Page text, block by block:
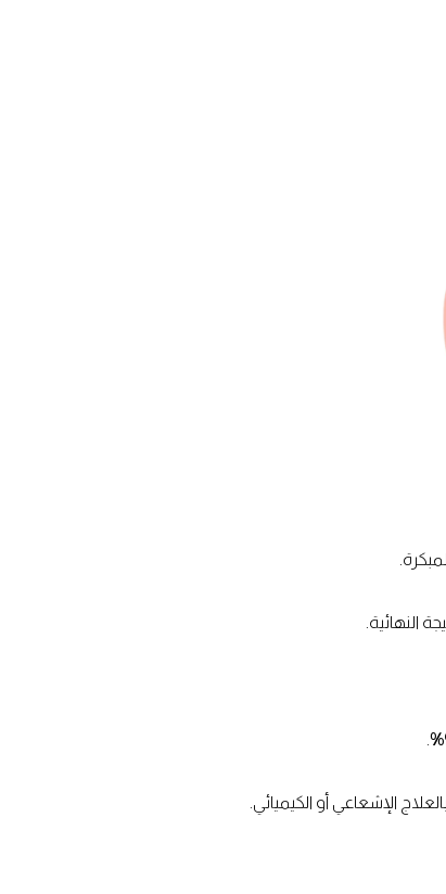
النهائية.
.
الإشعاعي أو الكيميائي.